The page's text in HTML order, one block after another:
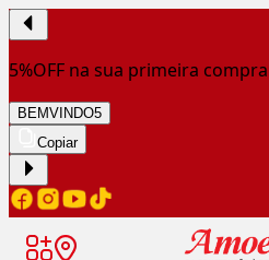
5%OFF na sua primeira
BEMVINDO5
Copiar